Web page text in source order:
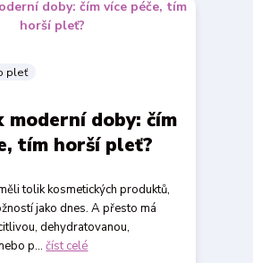
pleť
moderní doby: čím
tím horší pleť?
tolik kosmetických produktů,
jako dnes. A přesto má
dehydratovanou,
p...číst celé